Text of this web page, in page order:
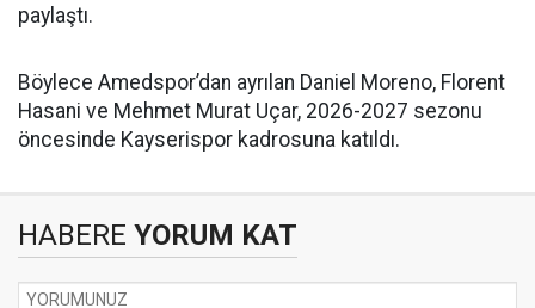
paylaştı.
Böylece Amedspor’dan ayrılan Daniel Moreno, Florent
Hasani ve Mehmet Murat Uçar, 2026-2027 sezonu
öncesinde Kayserispor kadrosuna katıldı.
HABERE YORUM KAT